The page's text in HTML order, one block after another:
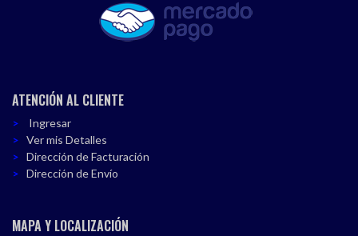
ATENCIÓN AL CLIENTE
Ingresar
Ver mis Detalles
Dirección de Facturación
Dirección de Envío
MAPA Y LOCALIZACIÓN